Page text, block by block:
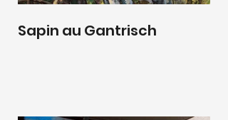
Sapin au Gantrisch